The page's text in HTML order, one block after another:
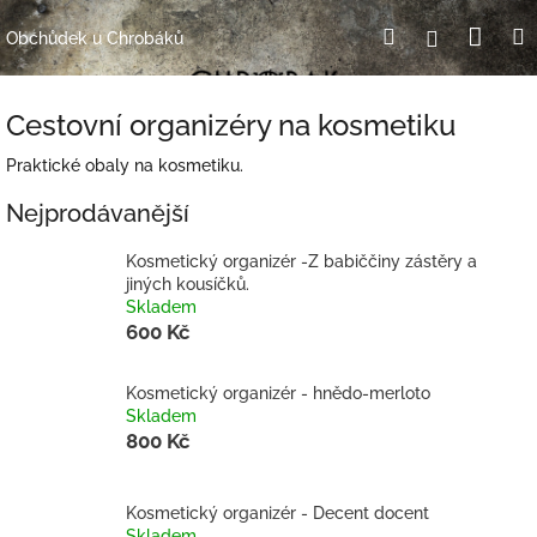
Přejít
na
obsah
Obchůdek u Chrobáků HledatPřihlášení
Cestovní organizéry na kosmetiku
Praktické obaly na kosmetiku.
Nejprodávanější
Kosmetický organizér -Z babiččiny zástěry a
jiných kousíčků.
Skladem
600 Kč
Kosmetický organizér - hnědo-merloto
Skladem
800 Kč
Kosmetický organizér - Decent docent